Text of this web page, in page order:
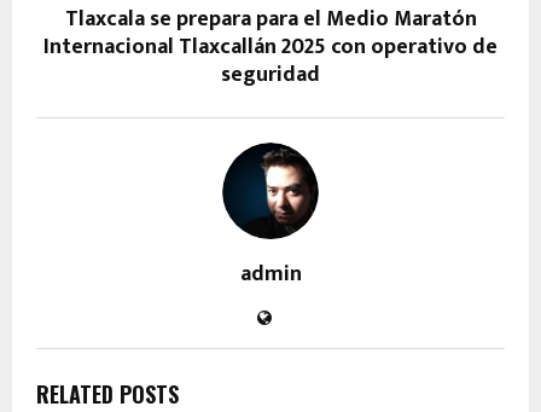
Tlaxcala se prepara para el Medio Maratón
Internacional Tlaxcallán 2025 con operativo de
seguridad
admin
RELATED POSTS